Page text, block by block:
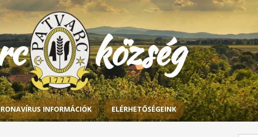
község
INFORMÁCIÓK ELÉRHETŐSÉGEINK